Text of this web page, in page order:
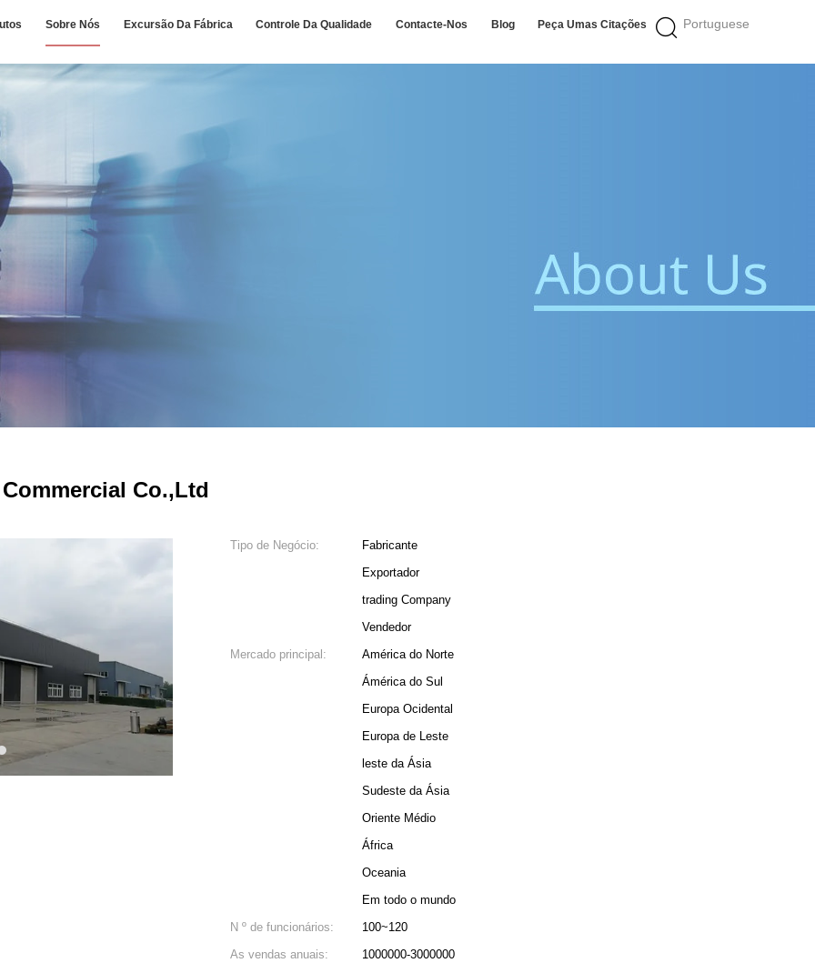
Portuguese
Sobre Nós Excursão Da Fábrica Controle Da Qualidade Contacte-Nos Blog Peça Umas Citações
Co.,Ltd
Tipo de Negócio:
Fabricante
Exportador
trading Company
Vendedor
Mercado principal:
América do Norte
Ámérica do Sul
Europa Ocidental
Europa de Leste
leste da Ásia
Sudeste da Ásia
Oriente Médio
África
Oceania
Em todo o mundo
N º de funcionários:
100~120
As vendas anuais:
1000000-3000000